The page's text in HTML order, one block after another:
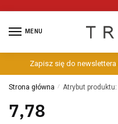
MENU
Zapisz się do newslettera
Strona główna / Atrybut
7,78